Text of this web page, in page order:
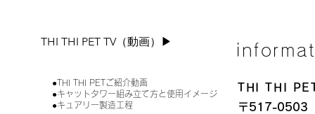
THI THI PET TV（動画）▶︎
●THI THI PETご紹介動画
●キャットタワー組み立て方と使用イメージ
●キュアリー製造工程
THI THI
〒517-0503